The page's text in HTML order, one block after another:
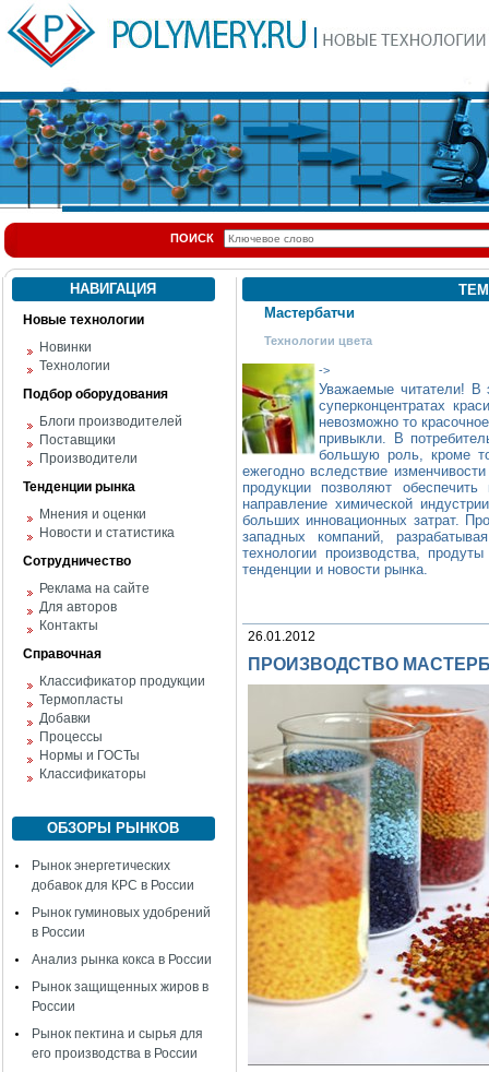
ПОИСК
НАВИГАЦИЯ
Новые технологии
Новинки
Технологии
Подбор оборудования
Блоги производителей
Поставщики
Производители
Тенденции рынка
Мнения и оценки
Новости и статистика
Сотрудничество
Реклама на сайте
Для авторов
Контакты
Справочная
Классификатор продукции
Термопласты
Добавки
Процессы
Нормы и ГОСТы
Классификаторы
ОБЗОРЫ РЫНКОВ
Рынок энергетических
добавок для КРС в России
Рынок гуминовых удобрений
в России
Анализ рынка кокса в России
Рынок защищенных жиров в
России
Рынок пектина и сырья для
его производства в России
Мастербатчи
Технологии цвета
->
Уважаемые читатели! В
суперконцентратах
невозможно то
привыкли. В
большую роль, кроме
ежегодно вследствие
продукции позволяют
направление химической
больших инновационных затрат.
западных компаний,
технологии производства,
тенденции и новости рынка.
26.01.2012
ПРОИЗВОДСТВО